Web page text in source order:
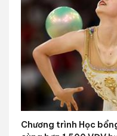
Chương trình Học